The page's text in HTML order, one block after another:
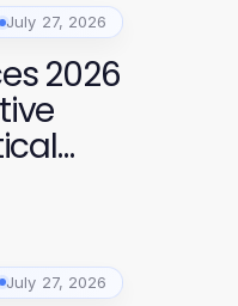
July 27, 2026
2026
July 27, 2026